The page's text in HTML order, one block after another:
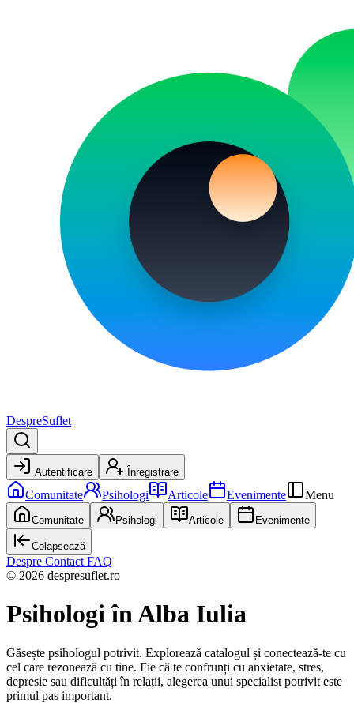
DespreSuflet
Autentificare Înregistrare
Comunitate Psihologi Articole Evenimente Menu
Comunitate Psihologi Articole Evenimente
Colapsează
Despre Contact FAQ
© 2026 despresuflet.ro
Psihologiîn Alba Iulia
Găsește psihologul potrivit. Explorează catalogul și conectează-te cu
cel care rezonează cu tine. Fie că te confrunți cu anxietate, stres,
depresie sau dificultăți în relații, alegerea unui specialist potrivit este
primul pas important.